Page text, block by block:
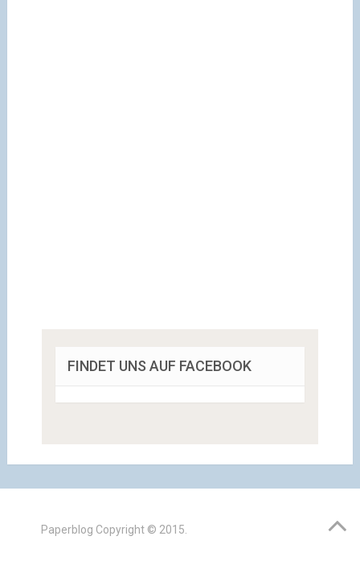
FINDET UNS AUF FACEBOOK
Paperblog Copyright © 2015.